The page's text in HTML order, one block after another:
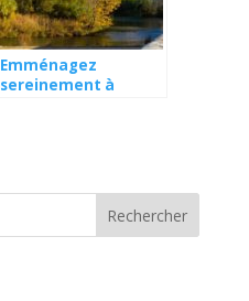
Emménagez
sereinement à